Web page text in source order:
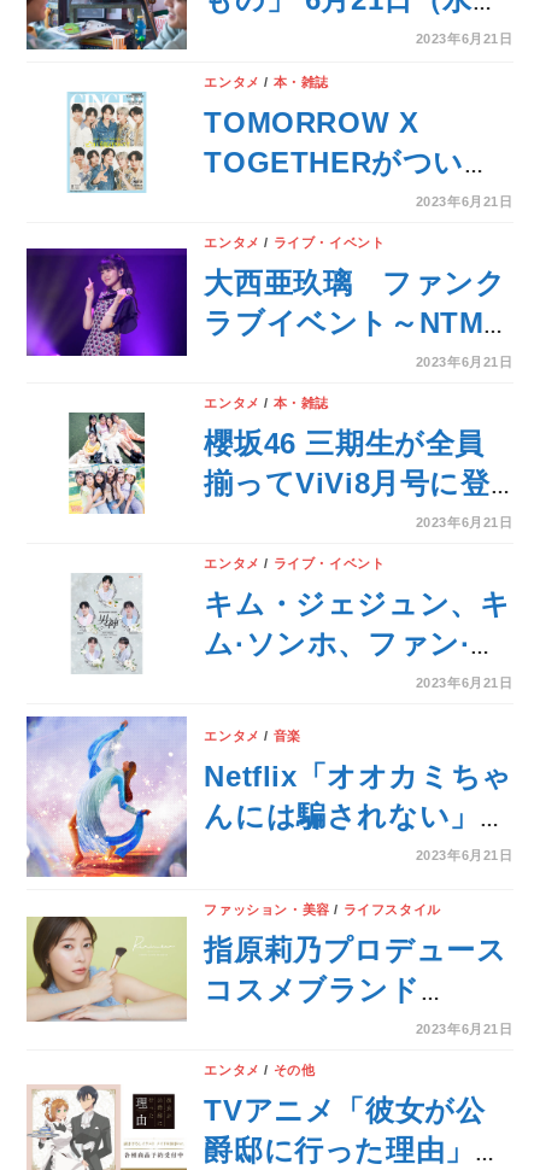
ュージアム』2023年7
月に東京／大阪のhmv
museumにて開催決
定！
発売！日本テレビ系ド
ラマ『だが、情熱はあ
る』主題歌
2023年6月21日
エンタメ / 本・雑誌
TOMORROW X
TOGETHERがついに
GINGERに初登場。圧
巻のビジュアルで魅せ
る！
2023年6月21日
エンタメ / ライブ・イベント
大西亜玖璃 ファンク
ラブイベント～NTMU
あぐりんぐ！～ イベ
ントレポートが到着！
2023年6月21日
エンタメ / 本・雑誌
櫻坂46 三期生が全員
揃ってViVi8月号に登
場！ViViのスタイリン
グ2パターンでファッ
ションシュート&仲良
しすぎたインタビュー
2023年6月21日
エンタメ / ライブ・イベント
キム・ジェジュン、キ
ム·ソンホ、ファン·ミ
ニョン、イ・ジュニョ
ン、キム·ヨンデ
「2023AAA」ビギニ
ングコンサート「男
神」5人ポスター公開
＞
2023年6月21日
エンタメ / 音楽
Netflix「オオカミちゃ
んには騙されない」に
出演中のJU!iE、トラ
ックメイカー
SUKISHAとのコラボ
プロジェクト第2弾
feat.JU!iE』配信決
定！
2023年6月21日
ファッション・美容 / ライフスタイル
指原莉乃プロデュース
コスメブランド
『Ririmew』いよいよ
本日より第六弾新商品
発売開始！ メイクア
ップブラシ・アイブロ
2023年6月21日
エンタメ / その他
TVアニメ「彼女が公
爵邸に行った理由」の